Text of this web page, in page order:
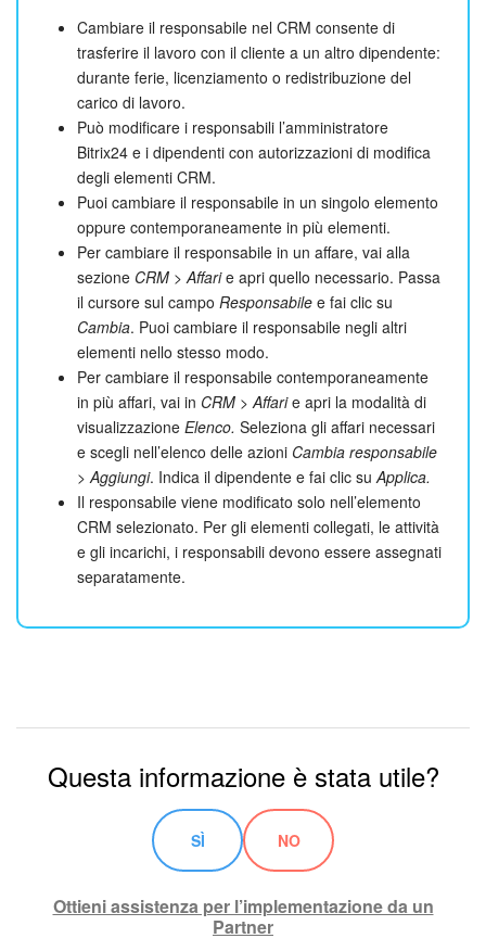
Cambiare il responsabile nel CRM consente di
trasferire il lavoro con il cliente a un altro dipendente:
durante ferie, licenziamento o redistribuzione del
carico di lavoro.
Può modificare i responsabili l’amministratore
Bitrix24 e i dipendenti con autorizzazioni di modifica
degli elementi CRM.
Puoi cambiare il responsabile in un singolo elemento
oppure contemporaneamente in più elementi.
Per cambiare il responsabile in un affare, vai alla
sezione CRM > Affarie apri quello necessario. Passa
il cursore sul campo Responsabile e fai clic su
Cambia. Puoi cambiare il responsabile negli altri
elementi nello stesso modo.
Per cambiare il responsabile contemporaneamente
in più affari, vai in CRM > Affarie apri la modalità di
visualizzazione Elenco. Seleziona gli affari necessari
e scegli nell’elenco delle azioni Cambia responsabile
> Aggiungi. Indica il dipendente e fai clic su Applica.
Il responsabile viene modificato solo nell’elemento
CRM selezionato. Per gli elementi collegati, le attività
e gli incarichi, i responsabili devono essere assegnati
separatamente.
Questa informazione è stata utile?
SÌ NO
Ottieni assistenza per l’implementazione da un
Partner